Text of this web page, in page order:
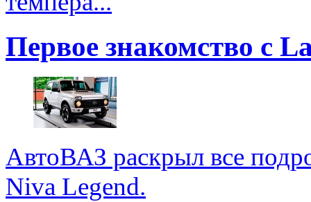
Первое знакомство с
АвтоВАЗ раскрыл все
Niva Legend.